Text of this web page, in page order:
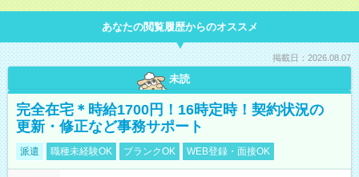
あなたの閲覧履歴からのオススメ
掲載日：2026.08.07
未読
完全在宅＊時給1700円！16時定時！契約状況の
更新・修正など事務サポート
派遣 職種未経験OK ブランクOK WEB登録・面接OK